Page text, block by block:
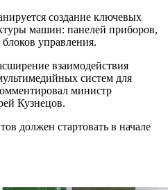
создание ключевых
машин: панелей приборов,
управления.
взаимодействия
систем для
министр
Кузнецов.
должен стартовать в начале